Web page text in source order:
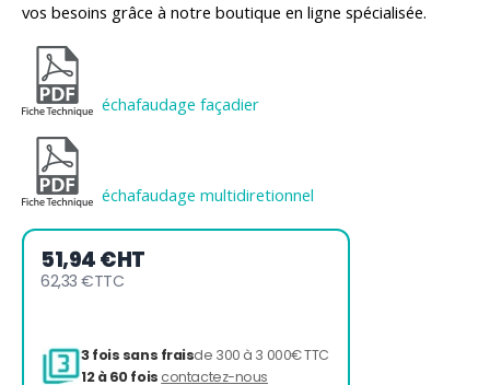
vos besoins grâce à notre boutique en ligne spécialisée.
échafaudage façadier
échafaudage multidiretionnel
51,94 €HT
62,33 €TTC